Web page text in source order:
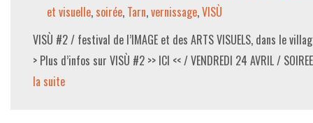
et visuelle, soirée, Tarn,vernissage,VISÙ
VISÙ #2 / festival de l’IMAGE et des ARTS VISUELS, dans le
> Plus d’infos sur VISÙ #2 >> ICI << / VENDREDI 24 AVRIL /
la suite­­